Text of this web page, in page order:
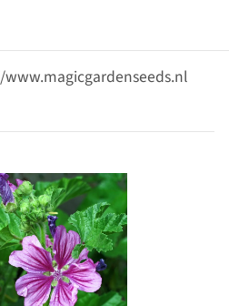
www.magicgardenseeds.nl